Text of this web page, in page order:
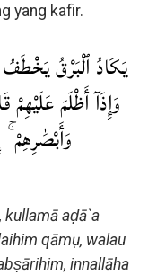
yang kafir.
يَكَادُ ٱلْبَرْقُ
وَإِذَآ أَظْلَمَ
وَأَبْصَٰرِهِمْ
kullamā aḍā`a
qāmụ, walau
innallāha